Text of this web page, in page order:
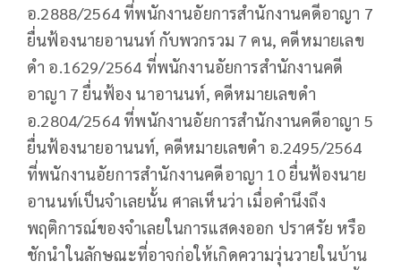
อ.2888/2564 ที่พนักงานอัยการสำนักงานคดีอาญา 7
ยื่นฟ้องนายอานนท์ กับพวกรวม 7 คน, คดีหมายเลข
ดำ อ.1629/2564 ที่พนักงานอัยการสำนักงานคดี
อาญา 7 ยื่นฟ้อง นาอานนท์, คดีหมายเลขดำ
อ.2804/2564 ที่พนักงานอัยการสำนักงานคดีอาญา 5
ยื่นฟ้องนายอานนท์, คดีหมายเลขดำ อ.2495/2564
ที่พนักงานอัยการสำนักงานคดีอาญา 10 ยื่นฟ้องนาย
อานนท์เป็นจำเลยนั้น ศาลเห็นว่า เมื่อคำนึงถึง
พฤติการณ์ของจำเลยในการแสดงออก ปราศรัย หรือ
ชักนำในลักษณะที่อาจก่อให้เกิดความวุ่นวายในบ้าน